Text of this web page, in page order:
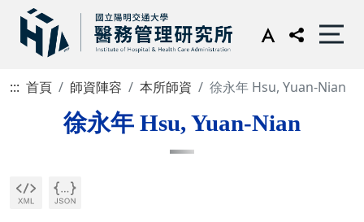
::: 首頁 師資陣容 本所師資 徐永年 Hsu, Yuan-Nian
徐永年 Hsu, Yuan-Nian